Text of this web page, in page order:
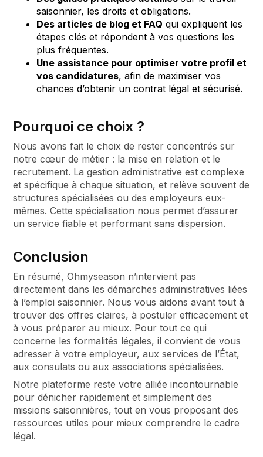
saisonnier, les droits et obligations.
Des articles de blog et FAQ qui expliquent les
étapes clés et répondent à vos questions les
plus fréquentes.
Une assistance pour optimiser votre profil et
vos candidatures, afin de maximiser vos
chances d’obtenir un contrat légal et sécurisé.
Pourquoi ce choix ?
Nous avons fait le choix de rester concentrés sur
notre cœur de métier : la mise en relation et le
recrutement. La gestion administrative est complexe
et spécifique à chaque situation, et relève souvent de
structures spécialisées ou des employeurs eux-
mêmes. Cette spécialisation nous permet d’assurer
un service fiable et performant sans dispersion.
Conclusion
En résumé, Ohmyseason n’intervient pas
directement dans les démarches administratives liées
à l’emploi saisonnier. Nous vous aidons avant tout à
trouver des offres claires, à postuler efficacement et
à vous préparer au mieux. Pour tout ce qui
concerne les formalités légales, il convient de vous
adresser à votre employeur, aux services de l’État,
aux consulats ou aux associations spécialisées.
Notre plateforme reste votre alliée incontournable
pour dénicher rapidement et simplement des
missions saisonnières, tout en vous proposant des
ressources utiles pour mieux comprendre le cadre
légal.